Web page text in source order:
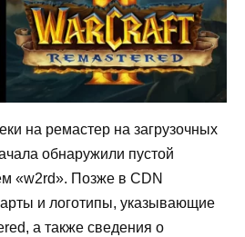
на ремастер на загрузочных
обнаружили пустой
«w2rd». Позже в CDN
и логотипы, указывающие
а также сведения о